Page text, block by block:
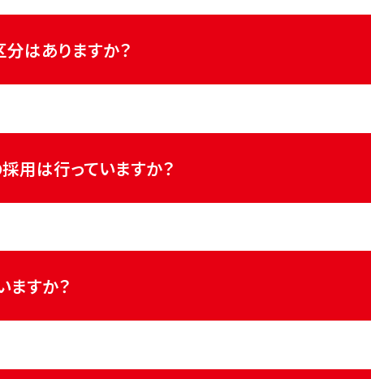
ございません。
、普通自動車免許（AT限定可）の取得が必須となります。
はありますか？
ロセスとなります。
用は行っていますか？
をしております。
て応募ください。
ますか？
術」、「製造」、「営業・管理」の計６コースで募集をしています。